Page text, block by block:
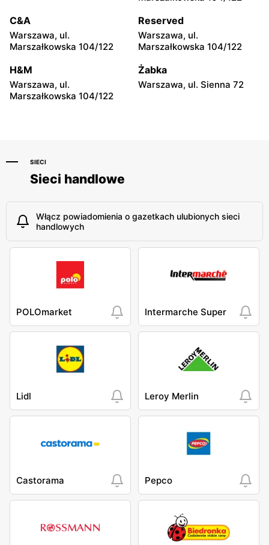
Hyżne, ul. Hyżne 100 Jarosław, ul. Pełkińska 147
moje sklepy moje sklepy
C&A
Warszawa, ul.
Marszałkowska 104/122
Reserved
Warszawa, ul.
Marszałkowska 104/122
H&M
Warszawa, ul.
Marszałkowska 104/122
Żabka
Warszawa, ul. Sienna 72
SIECI
Sieci handlowe
Włącz powiadomienia o gazetkach ulubionych sieci
handlowych
POLOmarket Intermarche Super
Lidl Leroy Merlin
Castorama Pepco